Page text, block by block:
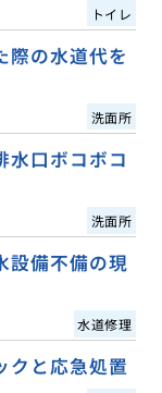
トイレ
際の水道代を
洗面所
水口ボコボコ
洗面所
設備不備の現
水道修理
クと応急処置